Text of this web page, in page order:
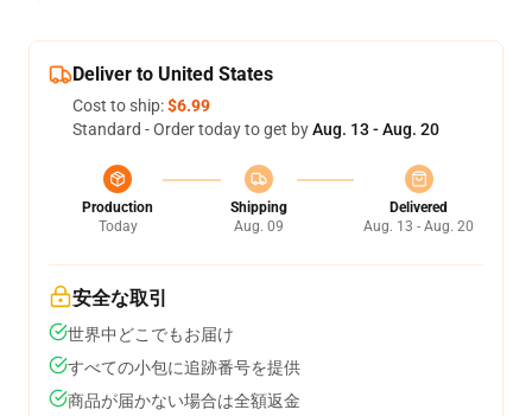
Deliver to United States
Cost to ship:$6.99
Standard - Order today to get byAug. 13 - Aug. 20
Production
Today
Shipping
Aug. 09
Delivered
Aug. 13 - Aug. 20
安全な取引
世界中どこでもお届け
すべての小包に追跡番号を提供
商品が届かない場合は全額返金